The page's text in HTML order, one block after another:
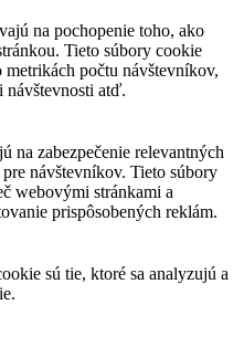
na pochopenie toho, ako
Tieto súbory cookie
počtu návštevníkov,
návštevnosti atď.
na zabezpečenie relevantných
návštevníkov. Tieto súbory
webovými stránkami a
prispôsobených reklám.
sú tie, ktoré sa analyzujú a